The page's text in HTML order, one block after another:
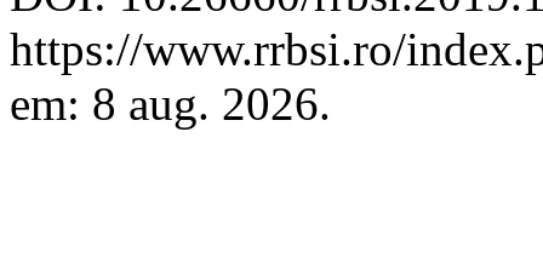
https://www.rrbsi.ro/
em: 8 aug. 2026.